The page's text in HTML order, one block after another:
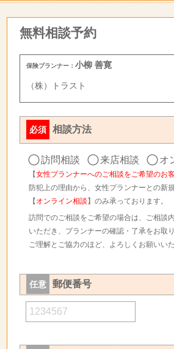
無料相談予約
保険プランナー：小柳 善寛
（株）トラスト
必須 相談方法
訪問相談 来店相談 オ
【女性プランナーへのご相談をご希望のお
防犯上の理由から、女性プランナーとの新
【 オンライン相談 】のみ承っております。
訪問でのご相談をご希望の場合は、ご相談
いただき、プランナーの確認・了承をお取
ご理解とご協力のほど、よろしくお願いいた
任意 郵便番号